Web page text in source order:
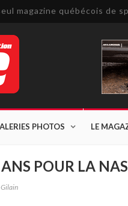
magazine québécois de
PHOTOS LE
POUR LA